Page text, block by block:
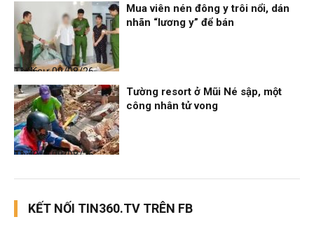
Thời sự
09/08/26, 11:46
Mua viên nén đông y trôi nổi, dán
nhãn “lương y” để bán
Thời sự
09/08/26, 11:43
Tường resort ở Mũi Né sập, một
công nhân tử vong
KẾT NỐI TIN360.TV TRÊN FB